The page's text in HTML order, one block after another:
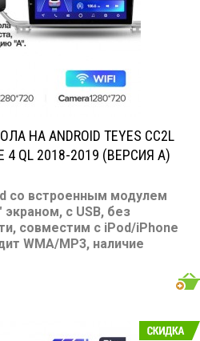
3 пары
НА ANDROID TEYES CC2L
4 QL 2018-2019 (ВЕРСИЯ A)
со встроенным модулем
экраном, с USB, без
совместим с iPod/iPhone
WMA/MP3, наличие
камеры заднего вида,
4 QL 2018-2019